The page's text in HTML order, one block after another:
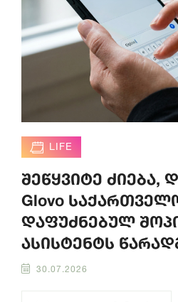
LIFE
შეწყვიტე ძიება,
Glovo
დაფუძნებულ
ასისტენტს
30.07.2026